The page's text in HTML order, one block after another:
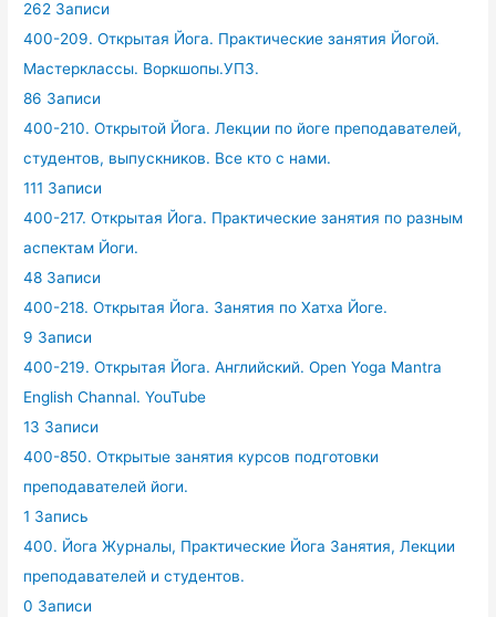
262 Записи
400-209. Открытая Йога. Практические занятия Йогой.
Мастерклассы. Воркшопы.УПЗ.
86 Записи
400-210. Открытой Йога. Лекции по йоге преподавателей,
студентов, выпускников. Все кто с нами.
111 Записи
400-217. Открытая Йога. Практические занятия по разным
аспектам Йоги.
48 Записи
400-218. Открытая Йога. Занятия по Хатха Йоге.
9 Записи
400-219. Открытая Йога. Английский. Open Yoga Mantra
English Channal. YouTube
13 Записи
400-850. Открытые занятия курсов подготовки
преподавателей йоги.
1 Запись
400. Йога Журналы, Практические Йога Занятия, Лекции
преподавателей и студентов.
0 Записи